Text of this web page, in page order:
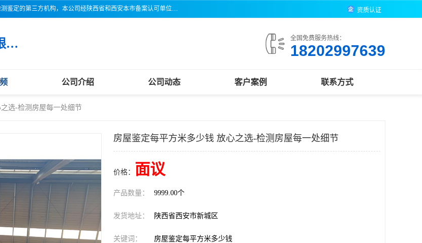
三亚市吉奥普建设工程质量检测有限公司陕西分公司是一家专业从事建筑主体结构检测鉴定的第三方机构，本公司经陕西省和西安本市备案认可单位，公司各项检测仪器设备齐全，检测人员经过严格训练，熟练掌握各项仪器设备的操作及维护工作，检测人员全部取得了资格证书，以保证质量管理体系的有效运行， 保证检测工作的公正性、科学性和准确性，更好地为社会服务。 资质认证
三亚市吉奥普建设工程质量检测有限公司陕西分公司 全国免费服务热线：
18202997639
公司介绍 公司动态 客户案例 联系方式
选-检测房屋每一处细节
房屋鉴定每平方米多少钱 放心之选-检测房屋每一处细节
价格： 面议
产品数量： 9999.00个
发货地址： 陕西省西安市新城区
关键词： 房屋鉴定每平方米多少钱